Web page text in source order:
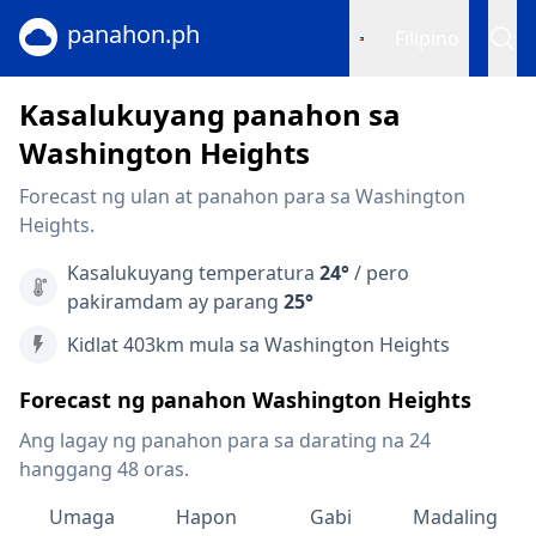
panahon.ph
Kasalukuyang panahon sa
Washington Heights
Forecast ng ulan at panahon para sa Washington
Heights.
Kasalukuyang temperatura 24°/ pero
pakiramdam ay parang 25°
Kidlat 403km mula sa Washington Heights
Forecast ng panahon Washington Heights
Ang lagay ng panahon para sa darating na 24
hanggang 48 oras.
Umaga
Hapon Gabi
Madaling